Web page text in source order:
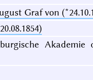
Graf von
Akademie